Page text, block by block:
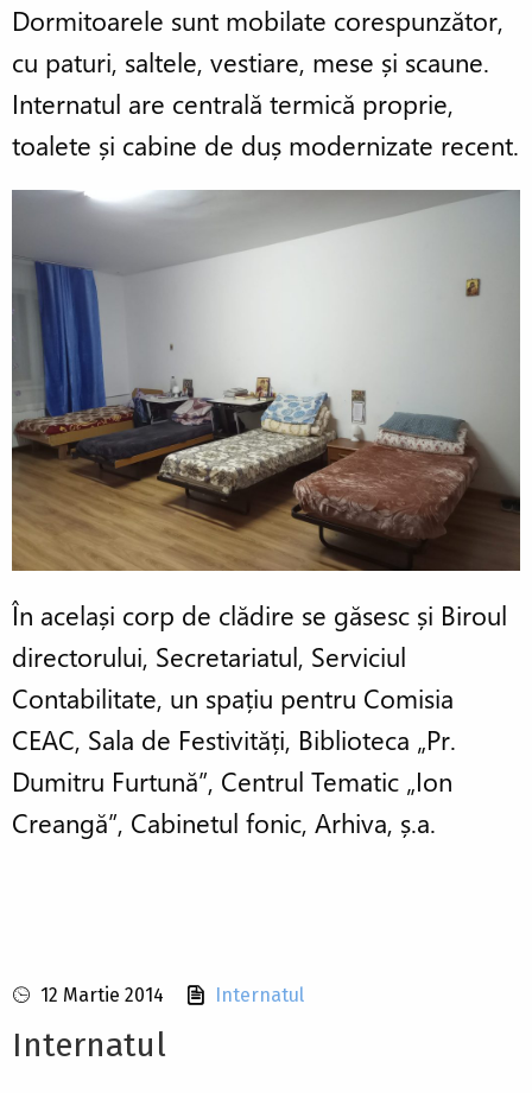
Dormitoarele sunt mobilate corespunzător,
cu paturi, saltele, vestiare, mese și scaune.
Internatul are centrală termică proprie,
toalete și cabine de duș modernizate recent.
În același corp de clădire se găsesc și Biroul
directorului, Secretariatul, Serviciul
Contabilitate, un spațiu pentru Comisia
CEAC, Sala de Festivități, Biblioteca „Pr.
Dumitru Furtună”, Centrul Tematic „Ion
Creangă”, Cabinetul fonic, Arhiva, ș.a.
12 Martie 2014 Internatul
Internatul